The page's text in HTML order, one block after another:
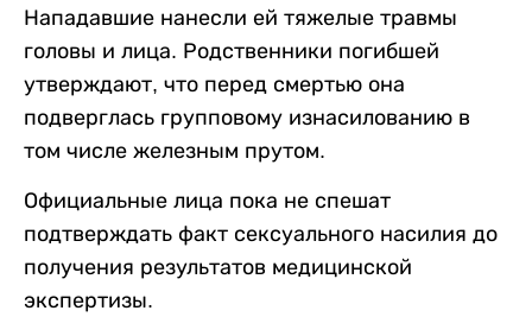
Нападавшие нанесли ей тяжелые травмы
головы и лица. Родственники погибшей
утверждают, что перед смертью она
подверглась групповому изнасилованию в
том числе железным прутом.
Официальные лица пока не спешат
подтверждать факт сексуального насилия до
получения результатов медицинской
экспертизы.